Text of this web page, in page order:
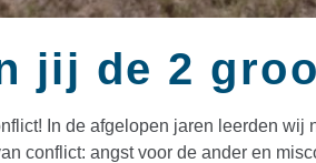
jij de 2
In de afgelopen jaren leerden
conflict: angst voor de ander en